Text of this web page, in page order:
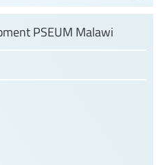
PSEUM Malawi